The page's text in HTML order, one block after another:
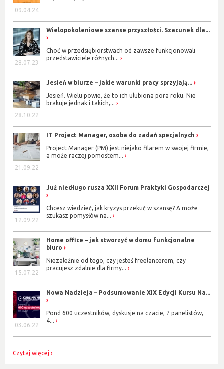
09.04.24
28.07.23
Wielopokoleniowe szanse przyszłości. Szacunek dla...
Choć w przedsiębiorstwach od zawsze funkcjonowali
przedstawiciele różnych...
28.10.22
Jesień w biurze – jakie warunki pracy sprzyjają...
Jesień. Wielu powie, że to ich ulubiona pora roku. Nie
brakuje jednak i takich,...
21.09.22
IT Project Manager, osoba do zadań specjalnych
Project Manager (PM) jest niejako filarem w swojej firmie,
a może raczej pomostem...
12.09.22
Już niedługo rusza XXII Forum Praktyki Gospodarczej
Chcesz wiedzieć, jak kryzys przekuć w szansę? A może
szukasz pomysłów na...
15.07.22
Home office – jak stworzyć w domu funkcjonalne
biuro
Niezależnie od tego, czy jesteś freelancerem, czy
pracujesz zdalnie dla firmy...
03.06.22
Nowa Nadzieja – Podsumowanie XIX Edycji Kursu Na...
Pond 600 uczestników, dyskusje na czacie, 7 panelistów,
4...
Czytaj więcej